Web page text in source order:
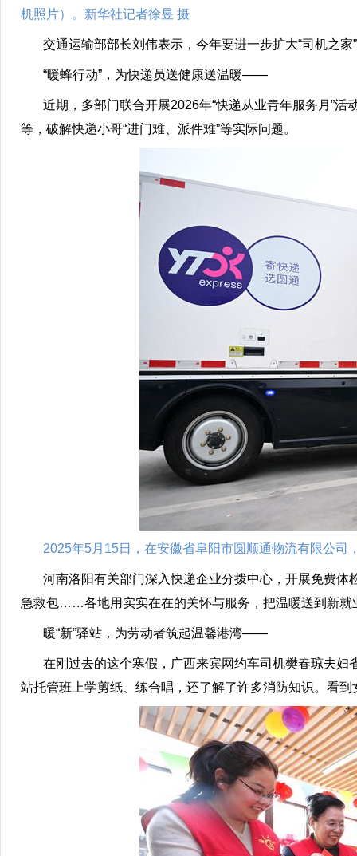
机照片）。新华社记者徐昱 摄
交通运输部部长刘伟表示，今年要进一步扩大“司机之家
“暖蜂行动”，为快递员送健康送温暖——
近期，多部门联合开展2026年“快递从业青年服务月”活
等，破解快递小哥“进门难、派件难”等实际问题。
2025年5月15日，在安徽省阜阳市圆顺通物流有限公
河南洛阳有关部门深入快递企业分拨中心，开展免费体
急救包……各地用实实在在的关怀与服务，把温暖送到新就
暖“新”驿站，为劳动者筑起温馨港湾——
在刚过去的这个寒假，广西来宾网约车司机樊春琼夫妇
站托管班上学剪纸、练合唱，还了解了许多消防知识。看